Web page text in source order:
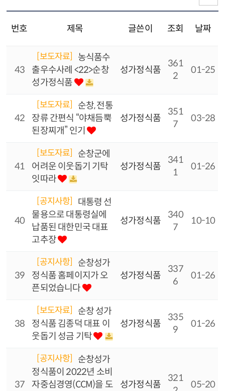
번호 제목 글쓴이 조회 날짜
43
[보도자료]
농식품수
출우수사례 <22>순창
성가정식품
성가정식품
361
2
01-25
42
[보도자료]
순창, 전통
장류 간편식 “야채듬뿍
된장찌개” 인기
성가정식품
351
7
03-28
41
[보도자료]
순창군에
어려운 이웃돕기 기탁
잇따라
성가정식품
341
1
01-26
40
[공지사항]
대통령 선
물용으로 대통령실에
납품된 대한민국 대표
고추장
성가정식품
340
7
10-10
39
[공지사항]
순창성가
정식품 홈페이지가 오
픈되었습니다
성가정식품
337
6
01-26
38
[보도자료]
순창 성가
정식품 김종덕 대표 이
웃돕기 성금 기탁
성가정식품
335
9
01-26
37
[공지사항]
순창성가
정식품이 2022년 소비
자중심경영(CCM)을 도
성가정식품
321
05-20